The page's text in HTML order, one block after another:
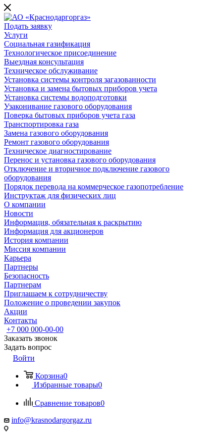
Подать заявку
Услуги
Социальная газификация
Технологическое присоединение
Выездная консультация
Техническое обслуживание
Установка системы контроля загазованности
Установка и замена бытовых приборов учета
Установка системы водоподготовки
Узаконивание газового оборудования
Поверка бытовых приборов учета газа
Транспортировка газа
Замена газового оборудования
Ремонт газового оборудования
Техническое диагностирование
Перенос и установка газового оборудования
Отключение и вторичное подключение газового
оборудования
Порядок перевода на коммерческое газопотребление
Инструктаж для физических лиц
О компании
Новости
Информация, обязательная к раскрытию
Информация для акционеров
История компании
Миссия компании
Карьера
Партнеры
Безопасность
Партнерам
Приглашаем к сотрудничеству
Положение о проведении закупок
Акции
Контакты
+7 000 000-00-00
Заказать звонок
Задать вопрос
Войти
Корзина0
Избранные товары0
Сравнение товаров0
info@krasnodargorgaz.ru